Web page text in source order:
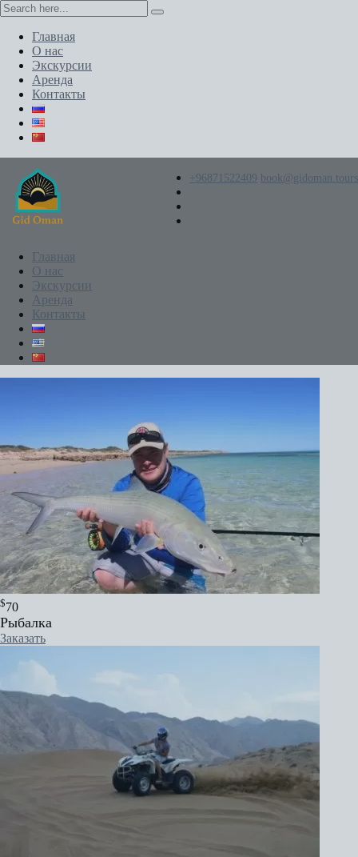
Главная
О нас
Экскурсии
Аренда
Контакты
+96871522409 book@gidoman.tours
Главная
О нас
Экскурсии
Аренда
Контакты
$70
Рыбалка
Заказать